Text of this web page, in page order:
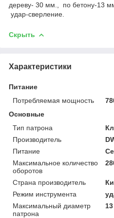
дереву- 30 мм., по бетону-13
удар-сверление.
Скрыть
Характеристики
Питание
Потребляемая мощность
Основные
Тип патрона
Производитель
Питание
Максимальное количество
оборотов
Страна производитель
Режим инструмента
Максимальный диаметр
патрона